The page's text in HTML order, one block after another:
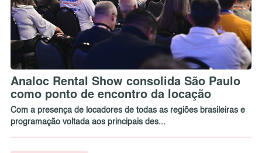
Analoc Rental Show consolida São Paulo
como ponto de encontro da locação
Com a presença de locadores de todas as regiões brasileiras e
programação voltada aos principais des...